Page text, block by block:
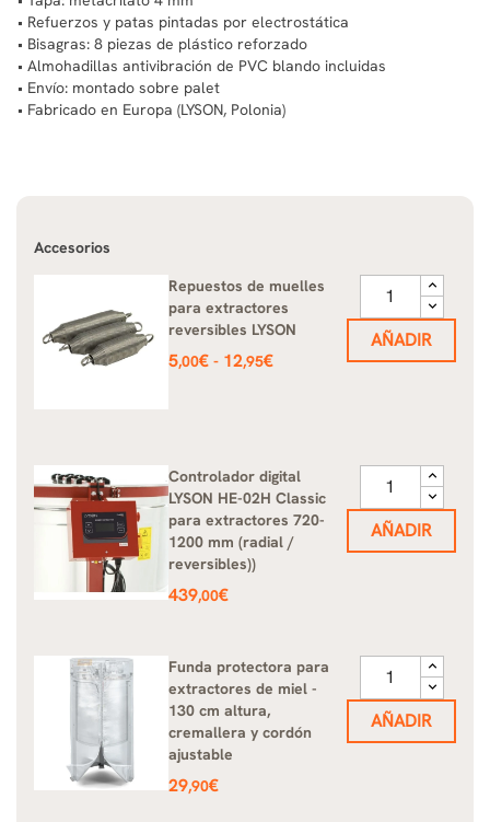
• Refuerzos y patas pintadas por electrostática
• Bisagras: 8 piezas de plástico reforzado
• Almohadillas antivibración de PVC blando incluidas
• Envío: montado sobre palet
• Fabricado en Europa (LYSON, Polonia)
Accesorios
Repuestos de muelles
para extractores
reversibles LYSON
Precio
5,00€ - 12,95€
AÑADIR
Controlador digital
LYSON HE-02H Classic
para extractores 720-
1200 mm (radial /
reversibles))
Precio
439,00€
AÑADIR
Funda protectora para
extractores de miel -
130 cm altura,
cremallera y cordón
ajustable
Precio
29,90€
AÑADIR